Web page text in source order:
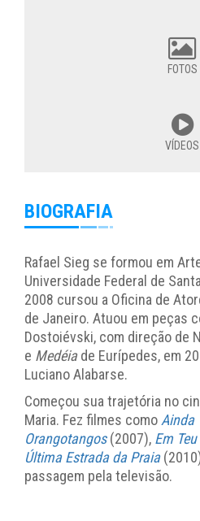
FOTOS
VÍDEOS
BIOGRAFIA
Rafael Sieg se formou em
Universidade Federal de
2008 cursou a Oficina de
de Janeiro. Atuou em peças
Dostoiévski, com direção de
e Medéiade Eurípedes, em
Luciano Alabarse.
Começou sua trajetória no
Maria. Fez filmes como Ainda
Orangotangos(2007), Em
Última Estrada da Praia
passagem pela televisão.